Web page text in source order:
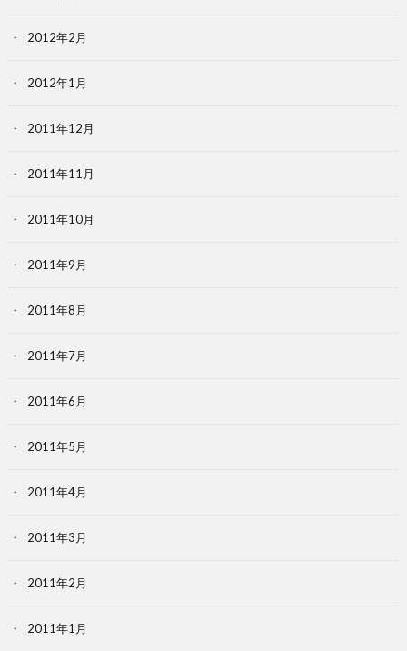
2012年2月
2012年1月
2011年12月
2011年11月
2011年10月
2011年9月
2011年8月
2011年7月
2011年6月
2011年5月
2011年4月
2011年3月
2011年2月
2011年1月